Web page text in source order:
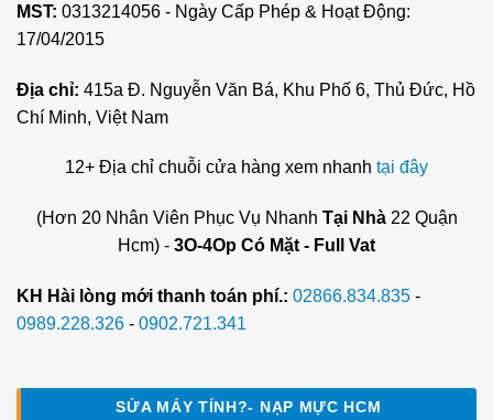
MST: 0313214056 - Ngày Cấp Phép & Hoạt Động:
17/04/2015
Địa chỉ: 415a Đ. Nguyễn Văn Bá, Khu Phố 6, Thủ Đức, Hồ
Chí Minh, Việt Nam
12+ Địa chỉ chuỗi cửa hàng xem nhanh tại đây
(Hơn 20 Nhân Viên Phục Vụ Nhanh Tại Nhà22 Quận
Hcm) - 3O-4Op Có Mặt - Full Vat
KH Hài lòng mới thanh toán phí.: 02866.834.835 -
0989.228.326 - 0902.721.341
SỬA MÁY TÍNH?- NẠP MỰC HCM